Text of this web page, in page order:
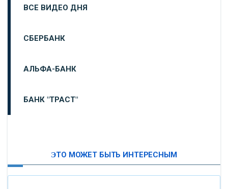
ВСЕ ВИДЕО ДНЯ
СБЕРБАНК
АЛЬФА-БАНК
БАНК "ТРАСТ"
ЭТО МОЖЕТ БЫТЬ ИНТЕРЕСНЫМ